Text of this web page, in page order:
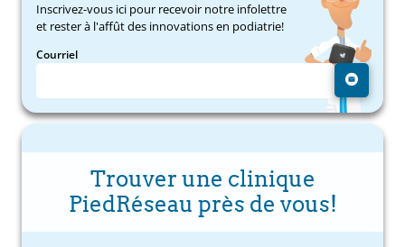
Inscrivez-vous ici pour recevoir notre infolettre
et rester à l'affût des innovations en podiatrie!
Courriel
Trouver une clinique
PiedRéseau près de vous!